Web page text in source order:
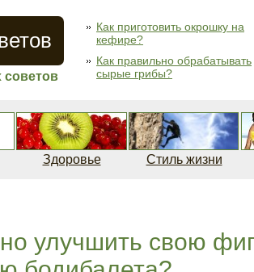
советов
Как приготовить окрошку на
кефире?
Как правильно обрабатывать
сырые грибы?
Здоровье Стиль жизни
улучшить свою